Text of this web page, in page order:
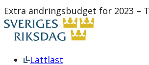
Extra ändringsbudget för 2023 –
Lättläst